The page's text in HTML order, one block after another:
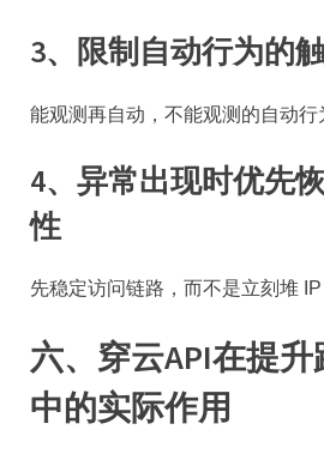
3、限制自动行为的
能观测再自动，不能观测的自动行
4、异常出现时优先
性
先稳定访问链路，而不是立刻堆 IP
六、穿云API在提
中的实际作用